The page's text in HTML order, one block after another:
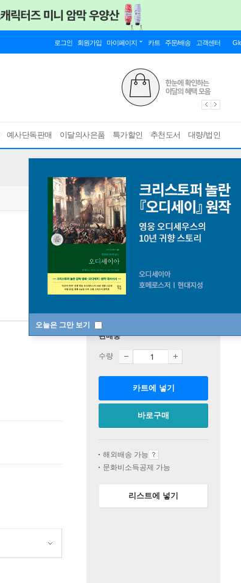
로그인 회원가입 마이페이지 카트 주문/배송 고객센터
예사단독판매 이달의사은품 특가할인 추천도서 대량/법인
오늘은 그만 보기
판매중
수량
카트에 넣기
바로구매
해외배송 가능
문화비소득공제 가능
리스트에 넣기